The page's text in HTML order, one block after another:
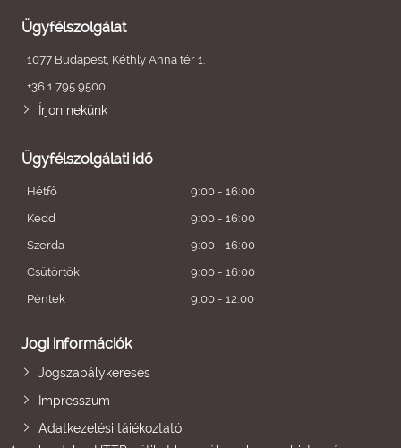
Ügyfélszolgálat
1077 Budapest, Kéthly Anna tér 1.
+36 1 795 9500
Írjon nekünk
Ügyfélszolgálati idő
Hétfő
9:00 - 16:00
Kedd
9:00 - 16:00
Szerda
9:00 - 16:00
Csütörtök
9:00 - 16:00
Péntek
9:00 - 12:00
Jogi információk
Jogszabálykeresés
Impresszum
Adatkezelési tájékoztató